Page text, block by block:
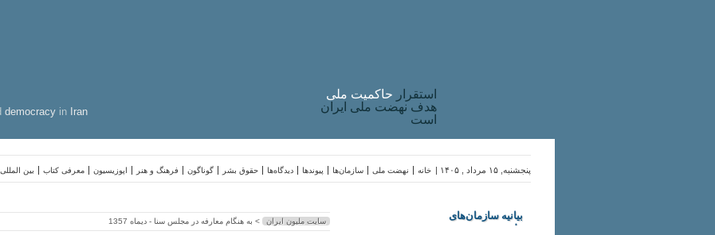
democracy in Iran
استقرار حاکميت ملی
هدف نهضت ملی ایران
است
بین المللی معرفی کتاب اپوزیسیون فرهنگ و هنر گوناگون حقوق بشر دیدگاه‌ها پیوندها سازمان‌ها نهضت ملی خانه پنجشنبه, ۱۵ مرداد , ۱۴۰۵ |
سایت ملیون ایران > به هنگام معارفه در مجلس سنا - دیماه 1357
بیانیه سازمان‌های
ملی